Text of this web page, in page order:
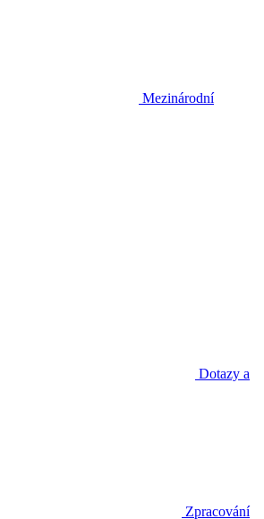
Mezinárodní
Dotazy a
Zpracování